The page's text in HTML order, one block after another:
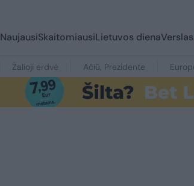
NaujausiSkaitomiausiLietuvos dienaVerslas
Žalioji erdvė Ačiū, Prezidente